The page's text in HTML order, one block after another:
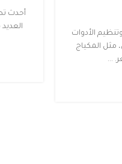
الأدوات
مثل المكياج
...